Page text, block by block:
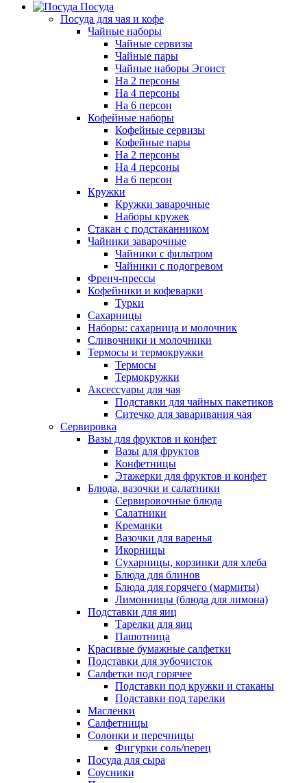
Посуда
Посуда для чая и кофе
Чайные наборы
Чайные сервизы
Чайные пары
Чайные наборы Эгоист
На 2 персоны
На 4 персоны
На 6 персон
Кофейные наборы
Кофейные сервизы
Кофейные пары
На 2 персоны
На 4 персоны
На 6 персон
Кружки
Кружки заварочные
Наборы кружек
Стакан с подстаканником
Чайники заварочные
Чайники с фильтром
Чайники с подогревом
Френч-прессы
Кофейники и кофеварки
Турки
Сахарницы
Наборы: сахарница и молочник
Сливочники и молочники
Термосы и термокружки
Термосы
Термокружки
Аксессуары для чая
Подставки для чайных пакетиков
Ситечко для заваривания чая
Сервировка
Вазы для фруктов и конфет
Вазы для фруктов
Конфетницы
Этажерки для фруктов и конфет
Блюда, вазочки и салатники
Сервировочные блюда
Салатники
Креманки
Вазочки для варенья
Икорницы
Сухарницы, корзинки для хлеба
Блюда для блинов
Блюда для горячего (мармиты)
Лимонницы (блюда для лимона)
Подставки для яиц
Тарелки для яиц
Пашотница
Красивые бумажные салфетки
Подставки для зубочисток
Салфетки под горячее
Подставки под кружки и стаканы
Подставки под тарелки
Масленки
Салфетницы
Солонки и перечницы
Фигурки соль/перец
Посуда для сыра
Соусники